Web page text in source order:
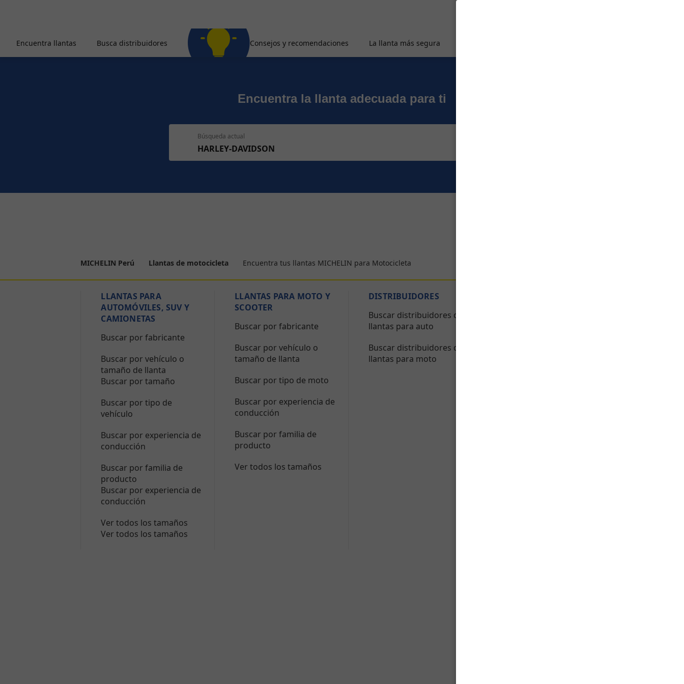
Encuentra llantas Busca distribuidores Consejos y recomendaciones La llanta más segura
Encuentra la llanta adecuada para ti
Búsqueda actual
HARLEY-DAVIDSON
MICHELIN Perú Llantas de motocicleta Encuentra tus llantas MICHELIN para Motocicleta
LLANTAS PARA
AUTOMÓVILES, SUV Y
CAMIONETAS
Buscar por fabricante
Buscar por vehículo o
tamaño de llanta
Buscar por tamaño
Buscar por tipo de
vehículo
Buscar por experiencia de
conducción
Buscar por familia de
producto
Buscar por experiencia de
conducción
Ver todos los tamaños
Ver todos los tamaños
LLANTAS PARA MOTO Y
SCOOTER
Buscar por fabricante
Buscar por vehículo o
tamaño de llanta
Buscar por tipo de moto
Buscar por experiencia de
conducción
Buscar por familia de
producto
Ver todos los tamaños
DISTRIBUIDORES
Buscar distribuidores de
llantas para auto
Buscar distribuidores de
llantas para moto